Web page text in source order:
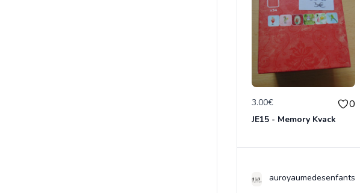
3.00€ 0
JE15 - Memory Kvack
auroyaumedesenfants